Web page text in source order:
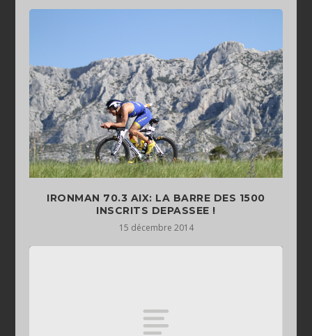
IRONMAN 70.3 AIX: LA BARRE DES 1500
INSCRITS DEPASSEE !
15 décembre 2014